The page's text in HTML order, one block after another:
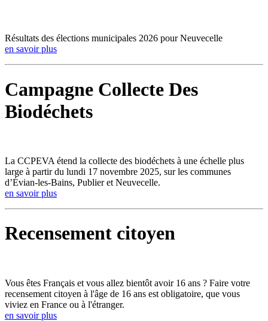
Résultats des élections municipales 2026 pour Neuvecelle
en savoir plus
Campagne Collecte Des
Biodéchets
La CCPEVA étend la collecte des biodéchets à une échelle plus
large à partir du lundi 17 novembre 2025, sur les communes
d’Évian-les-Bains, Publier et Neuvecelle.
en savoir plus
Recensement citoyen
Vous êtes Français et vous allez bientôt avoir 16 ans ? Faire votre
recensement citoyen à l'âge de 16 ans est obligatoire, que vous
viviez en France ou à l'étranger.
en savoir plus